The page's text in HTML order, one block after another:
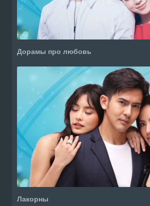
Дорамы про любовь
Лакорны